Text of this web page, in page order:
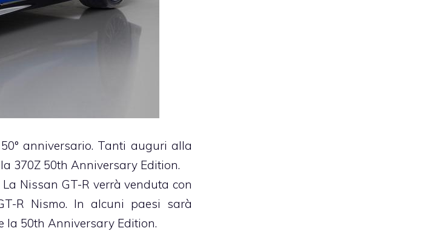
anniversario. Tanti auguri alla
370Z 50th Anniversary Edition.
Nissan GT-R verrà venduta con
R Nismo. In alcuni paesi sarà
la 50th Anniversary Edition.